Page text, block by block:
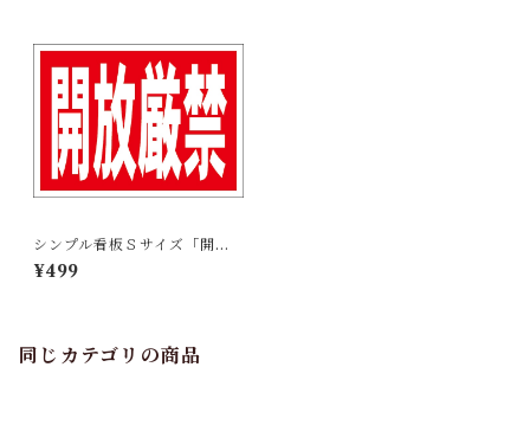
シンプル看板Ｓサイズ「開放
厳禁」【工場・現場】屋外可
¥499
同じカテゴリの商品